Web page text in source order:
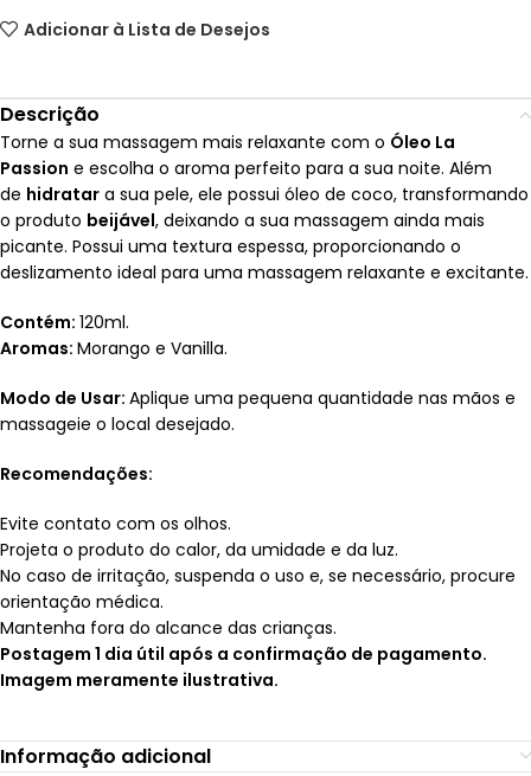
Adicionar à Lista de Desejos
Descrição
Torne a sua massagem mais relaxante com o Óleo La
Passion e escolha o aroma perfeito para a sua noite. Além
de hidratar a sua pele, ele possui óleo de coco, transformando
o produto beijável, deixando a sua massagem ainda mais
picante. Possui uma textura espessa, proporcionando o
deslizamento ideal para uma massagem relaxante e excitante.
Contém: 120ml.
Aromas: Morango e Vanilla.
Modo de Usar: Aplique uma pequena quantidade nas mãos e
massageie o local desejado.
Recomendações:
Evite contato com os olhos.
Projeta o produto do calor, da umidade e da luz.
No caso de irritação, suspenda o uso e, se necessário, procure
orientação médica.
Mantenha fora do alcance das crianças.
Postagem 1 dia útil após a confirmação de pagamento.
Imagem meramente ilustrativa.
Informação adicional